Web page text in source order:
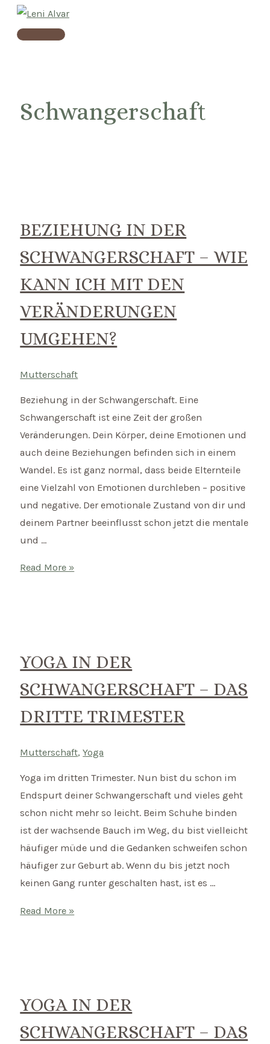
Skip
Main
Schwangerschaft
BEZIEHUNG IN DER
SCHWANGERSCHAFT – WIE
KANN ICH MIT DEN
VERÄNDERUNGEN
UMGEHEN?
Mutterschaft
Beziehung in der Schwangerschaft. Eine
Schwangerschaft ist eine Zeit der großen
Veränderungen. Dein Körper, deine Emotionen und
auch deine Beziehungen befinden sich in einem
Wandel. Es ist ganz normal, dass beide Elternteile
eine Vielzahl von Emotionen durchleben – positive
und negative. Der emotionale Zustand von dir und
deinem Partner beeinflusst schon jetzt die mentale
und …
Beziehung
Wie
kann
ich
den
umgehen?
Read More »
YOGA IN DER
SCHWANGERSCHAFT – DAS
DRITTE TRIMESTER
Mutterschaft,Yoga
Yoga im dritten Trimester. Nun bist du schon im
Endspurt deiner Schwangerschaft und vieles geht
schon nicht mehr so leicht. Beim Schuhe binden
ist der wachsende Bauch im Weg, du bist vielleicht
häufiger müde und die Gedanken schweifen schon
häufiger zur Geburt ab. Wenn du bis jetzt noch
keinen Gang runter geschalten hast, ist es …
Yoga
das
dritte
Trimester
Read More »
YOGA IN DER
SCHWANGERSCHAFT – DAS